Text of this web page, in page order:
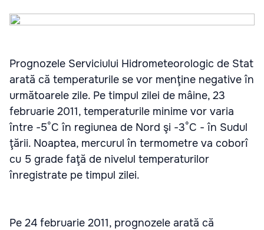
Prognozele Serviciului Hidrometeorologic de Stat
arată că temperaturile se vor menţine negative în
următoarele zile. Pe timpul zilei de mâine, 23
februarie 2011, temperaturile minime vor varia
între -5°C în regiunea de Nord şi -3°C - în Sudul
ţării. Noaptea, mercurul în termometre va coborî
cu 5 grade faţă de nivelul temperaturilor
înregistrate pe timpul zilei.
Pe 24 februarie 2011, prognozele arată că